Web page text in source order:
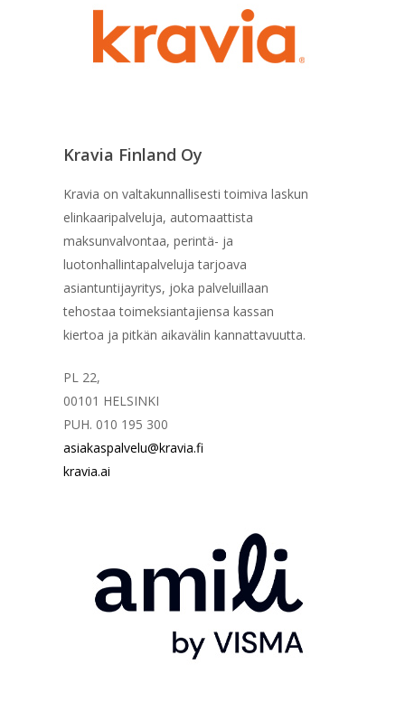
Kravia Finland Oy
Kravia on valtakunnallisesti toimiva laskun
elinkaaripalveluja, automaattista
maksunvalvontaa, perintä- ja
luotonhallintapalveluja tarjoava
asiantuntijayritys, joka palveluillaan
tehostaa toimeksiantajiensa kassan
kiertoa ja pitkän aikavälin kannattavuutta.
PL 22,
00101 HELSINKI
PUH. 010 195 300
asiakaspalvelu@kravia.fi
kravia.ai